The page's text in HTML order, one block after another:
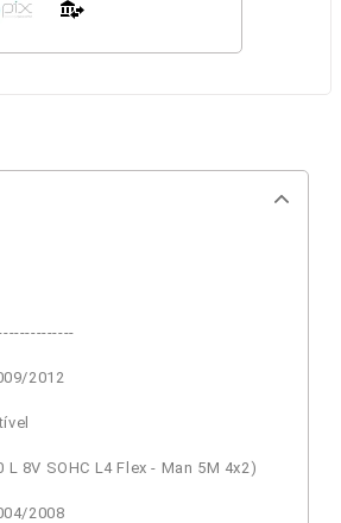
2012
L 8V SOHC L4 Flex - Man 5M 4x2)
2008